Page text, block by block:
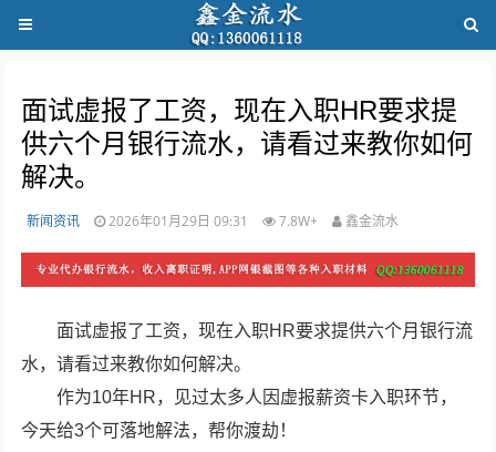
面试虚报了工资，现在入职HR要求提
供六个月银行流水，请看过来教你如何
解决。
新闻资讯 2026年01月29日 09:31 7.8W+ 鑫金流水
面试虚报了工资，现在入职HR要求提供六个月银行流
水，请看过来教你如何解决。
作为10年HR，见过太多人因虚报薪资卡入职环节，
今天给3个可落地解法，帮你渡劫！